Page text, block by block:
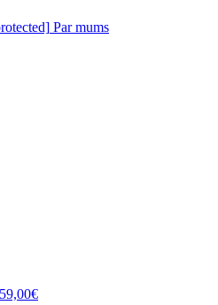
garšo ❤️
(Coordinated Universal Time)
Par mums